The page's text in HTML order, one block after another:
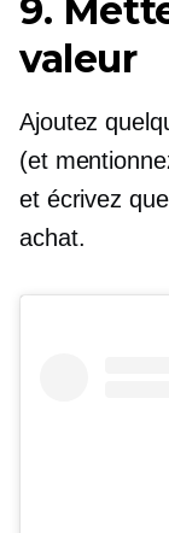
9.
valeur
Ajoutez
(et
et écrivez
achat.